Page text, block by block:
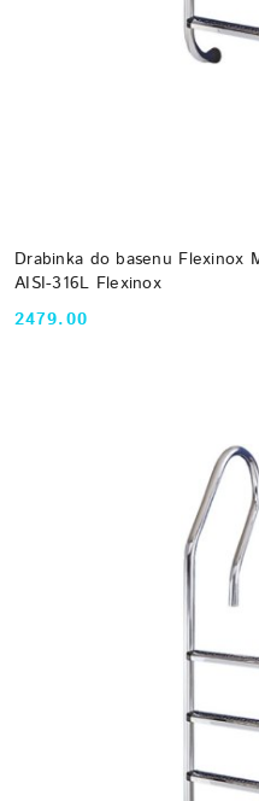
Drabinka do basenu Flexinox
AISI-316L Flexinox
Cena:
2479.00